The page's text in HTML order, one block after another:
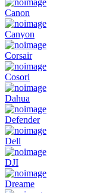
Canon
Canyon
Corsair
Cosori
Dahua
Defender
Dell
DJI
Dreame